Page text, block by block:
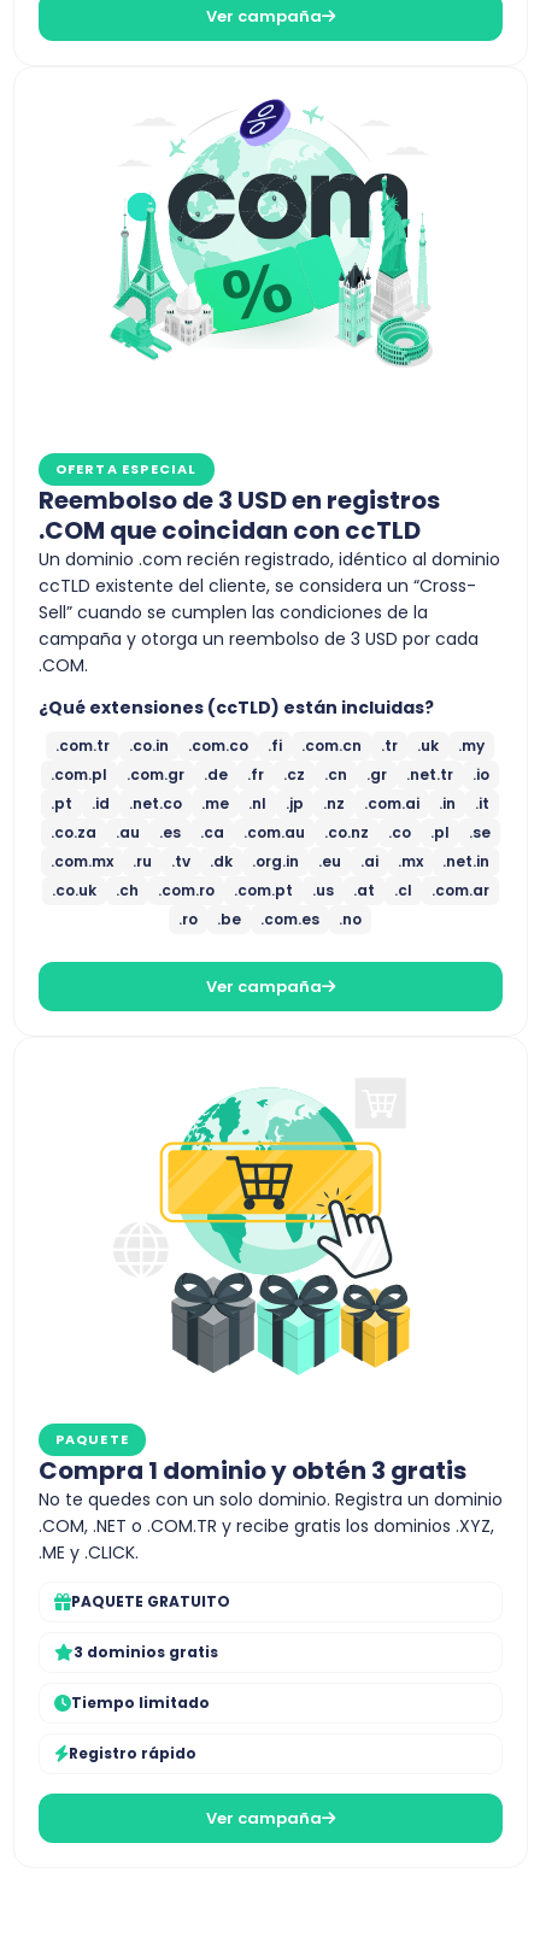
Ver campaña
OFERTA ESPECIAL
Reembolso de 3 USD en registros
.COM que coincidan con ccTLD
Un dominio .com recién registrado, idéntico al dominio
ccTLD existente del cliente, se considera un “Cross-
Sell” cuando se cumplen las condiciones de la
campaña y otorga un reembolso de 3 USD por cada
.COM.
¿Qué extensiones (ccTLD) están incluidas?
.com.tr .co.in .com.co .fi .com.cn .tr .uk
.my
.com.pl
.com.gr .de .fr .cz .cn .gr .net.tr
.io
.pt
.id .net.co .me .nl .jp .nz .com.ai .in
.it
.co.za
.au .es .ca .com.au .co.nz .co .pl
.se
.com.mx
.ru .tv .dk .org.in .eu .ai .mx
.net.in
.co.uk
.ch .com.ro .com.pt .us .at .cl
.com.ar
.ro
.be .com.es .no
Ver campaña
PAQUETE
Compra 1 dominio y obtén 3 gratis
No te quedes con un solo dominio. Registra un dominio
.COM, .NET o .COM.TR y recibe gratis los dominios .XYZ,
.ME y .CLICK.
PAQUETE GRATUITO
3 dominios gratis
Tiempo limitado
Registro rápido
Ver campaña